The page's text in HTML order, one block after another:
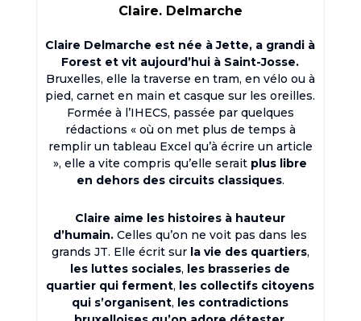
Claire. Delmarche
Claire Delmarche est née à Jette, a grandi à
Forest et vit aujourd’hui à Saint-Josse.
Bruxelles, elle la traverse en tram, en vélo ou à
pied, carnet en main et casque sur les oreilles.
Formée à l’IHECS, passée par quelques
rédactions « où on met plus de temps à
remplir un tableau Excel qu’à écrire un article
», elle a vite compris qu’elle serait plus libre
en dehors des circuits classiques.
Claire aime les histoires à hauteur
d’humain. Celles qu’on ne voit pas dans les
grands JT. Elle écrit sur la vie des quartiers,
les luttes sociales, les brasseries de
quartier qui ferment, les collectifs citoyens
qui s’organisent, les contradictions